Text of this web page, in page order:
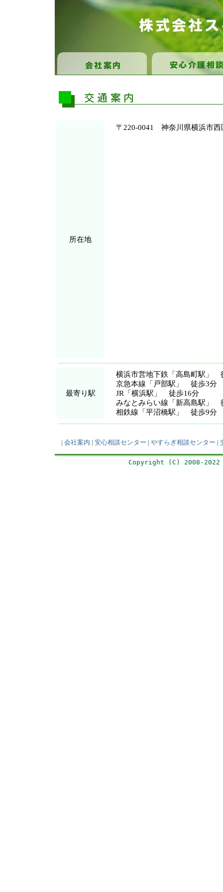
所在地
〒220-0041 神奈川県横浜市西
最寄り駅
横浜市営地下鉄「高島町駅」
京急本線「戸部駅」 徒歩3分
JR「横浜駅」 徒歩16分
みなとみらい線「新高島駅」
相鉄線「平沼橋駅」 徒歩9分
| 会社案内 | 安心相談センター | やすらぎ相談センター |
Copyright (C) 2008-2022